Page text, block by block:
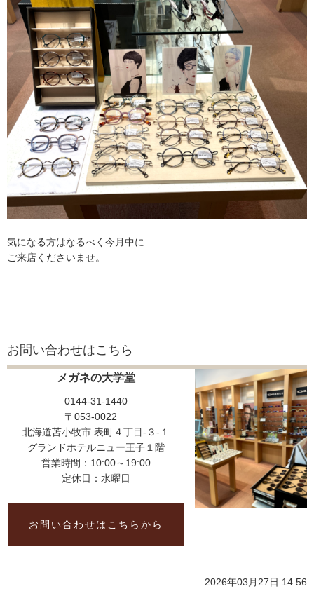
気になる方はなるべく今月中に
ご来店くださいませ。
お問い合わせはこちら
メガネの大学堂
0144-31-1440
〒053-0022
北海道苫小牧市 表町４丁目-３-１
グランドホテルニュー王子１階
営業時間：10:00～19:00
定休日：水曜日
お問い合わせはこちらから
2026年03月27日 14:56